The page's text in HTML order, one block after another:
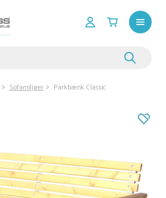
Sofamiljøer Parkbænk Classic